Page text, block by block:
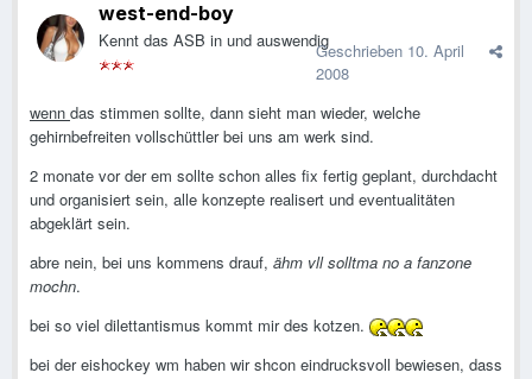
west-end-boy
Kennt das ASB in und auswendigGeschrieben 10. April
2008
wenn das stimmen sollte, dann sieht man wieder, welche
gehirnbefreiten vollschüttler bei uns am werk sind.
2 monate vor der em sollte schon alles fix fertig geplant, durchdacht
und organisiert sein, alle konzepte realisert und eventualitäten
abgeklärt sein.
abre nein, bei uns kommens drauf, ähm vll solltma no a fanzone
mochn.
bei so viel dilettantismus kommt mir des kotzen.
bei der eishockey wm haben wir shcon eindrucksvoll bewiesen, dass